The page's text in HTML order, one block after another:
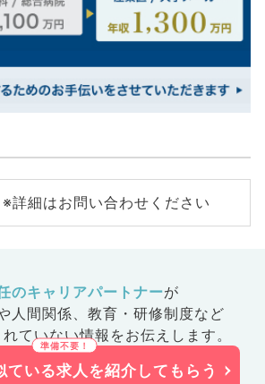
※詳細はお問い合わせください
のキャリアパートナーが
人間関係、 教育・研修制度など
ていない情報をお伝えします。
ている求人を紹介してもらう